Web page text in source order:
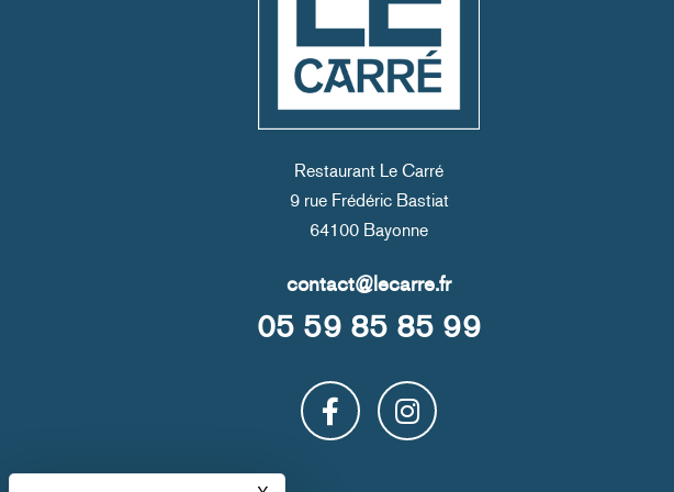
Restaurant Le Carré
9 rue Frédéric Bastiat
64100 Bayonne
05 59 85 85 99